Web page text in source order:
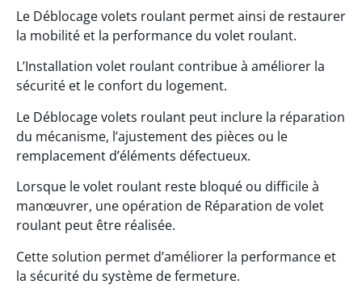
Le Déblocage volets roulant permet ainsi de restaurer
la mobilité et la performance du volet roulant.
L’Installation volet roulant contribue à améliorer la
sécurité et le confort du logement.
Le Déblocage volets roulant peut inclure la réparation
du mécanisme, l’ajustement des pièces ou le
remplacement d’éléments défectueux.
Lorsque le volet roulant reste bloqué ou difficile à
manœuvrer, une opération de Réparation de volet
roulant peut être réalisée.
Cette solution permet d’améliorer la performance et
la sécurité du système de fermeture.